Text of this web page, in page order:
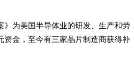
》为美国半导体业的研发、生产和劳
资金，至今有三家晶片制造商获得补